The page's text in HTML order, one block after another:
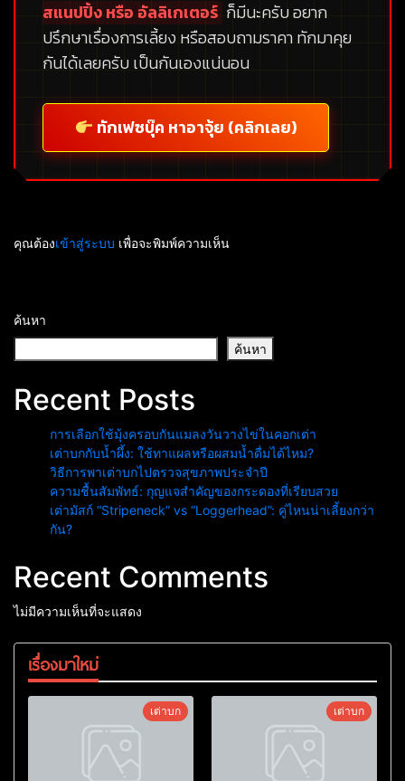
สแนปปิ้ง หรือ อัลลิเกเตอร์ ก็มีนะครับ อยาก
ปรึกษาเรื่องการเลี้ยง หรือสอบถามราคา ทักมาคุย
กันได้เลยครับ เป็นกันเองแน่นอน
ทักเฟซบุ๊ค หาอาจุ้ย (คลิกเลย)
คุณต้องเข้าสู่ระบบ เพื่อจะพิมพ์ความเห็น
ค้นหา
ค้นหา
Recent Posts
การเลือกใช้มุ้งครอบกันแมลงวันวางไข่ในคอกเต่า
เต่าบกกับน้ำผึ้ง: ใช้ทาแผลหรือผสมน้ำดื่มได้ไหม?
วิธีการพาเต่าบกไปตรวจสุขภาพประจำปี
ความชื้นสัมพัทธ์: กุญแจสำคัญของกระดองที่เรียบสวย
เต่ามัสก์ “Stripeneck” vs “Loggerhead”: คู่ไหนน่าเลี้ยงกว่า
กัน?
Recent Comments
ไม่มีความเห็นที่จะแสดง
เรื่องมาใหม่
เต่าบก เต่าบก